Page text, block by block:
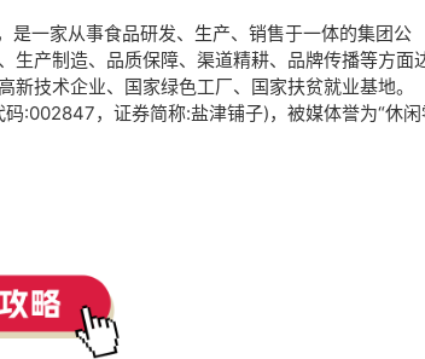
是一家从事食品研发、生产、销售于一体的集团公
生产制造、品质保障、渠道精耕、品牌传播等方面
技术企业、国家绿色工厂、国家扶贫就业基地。
:002847，证券简称:盐津铺子)，被媒体誉为“休